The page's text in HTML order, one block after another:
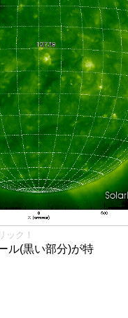
ック！
ル(黒い部分)が特